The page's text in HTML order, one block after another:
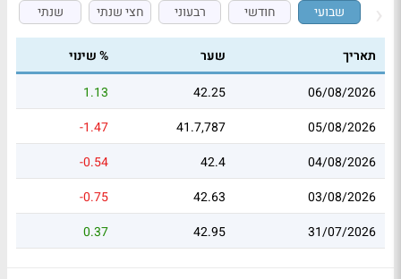
שבועי חודשי רבעוני חצי שנתי שנתי
תאריך שער
% שינוי
06/08/2026
42.25
1.13
05/08/2026
41.7,787
-1.47
04/08/2026
42.4
-0.54
03/08/2026
42.63
-0.75
31/07/2026
42.95
0.37